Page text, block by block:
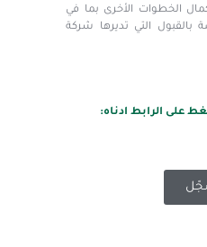
الخطوات الأخرى بما في
بالقبول التي تديرها شركة
على الرابط ادناه: